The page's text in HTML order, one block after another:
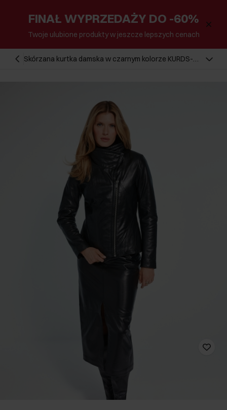
FINAŁ WYPRZEDAŻY DO -60%
Twoje ulubione produkty w jeszcze lepszych cenach
Skórzana kurtka damska w czarnym kolorze KURDS-